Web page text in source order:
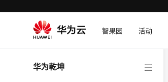
智果园 活动
华为乾坤
仅核心交换机+接入交换机
+AP+随板AC组网场景
随板AC+Fit AP 配置上云组网